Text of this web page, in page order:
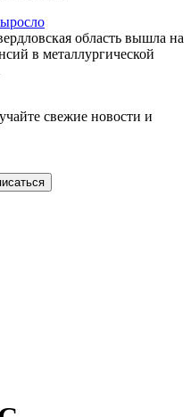
область вышла на
в металлургической
свежие новости и